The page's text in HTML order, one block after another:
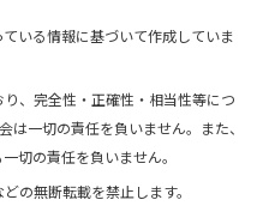
いる情報に基づいて作成していま
、完全性・正確性・相当性等につ
は一切の責任を負いません。また、
切の責任を負いません。
の無断転載を禁止します。